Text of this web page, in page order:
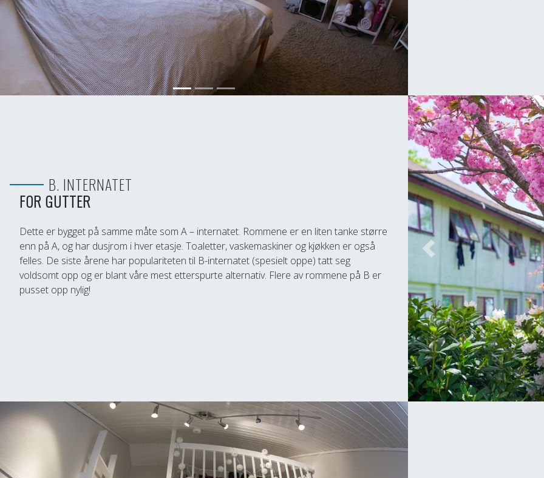
B. INTERNATET
FOR GUTTER
Dette er bygget på samme måte som A – internatet. Rommene er en liten tanke større
enn på A, og har dusjrom i hver etasje. Toaletter, vaskemaskiner og kjøkken er også
felles. De siste årene har populariteten til B-internatet (spesielt oppe) tatt seg
voldsomt opp og er blant våre mest etterspurte alternativ. Flere av rommene på B er
pusset opp nylig!
Previous